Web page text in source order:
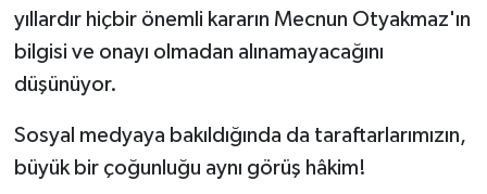
yıllardır hiçbir önemli kararın Mecnun Otyakmaz'ın
bilgisi ve onayı olmadan alınamayacağını
düşünüyor.
Sosyal medyaya bakıldığında da taraftarlarımızın,
büyük bir çoğunluğu aynı görüş hâkim!